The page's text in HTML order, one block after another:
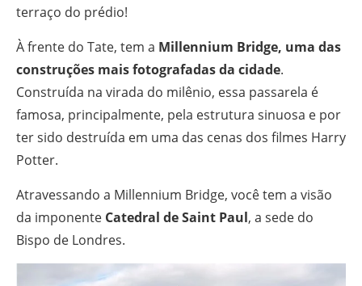
terraço do prédio!
À frente do Tate, tem a Millennium Bridge, uma das
construções mais fotografadas da cidade.
Construída na virada do milênio, essa passarela é
famosa, principalmente, pela estrutura sinuosa e por
ter sido destruída em uma das cenas dos filmes Harry
Potter.
Atravessando a Millennium Bridge, você tem a visão
da imponente Catedral de Saint Paul, a sede do
Bispo de Londres.